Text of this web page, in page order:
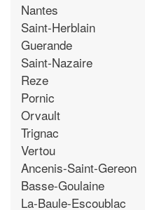
Nantes
Saint-Herblain
Guerande
Saint-Nazaire
Reze
Pornic
Orvault
Trignac
Vertou
Ancenis-Saint-Gereon
Basse-Goulaine
La-Baule-Escoublac